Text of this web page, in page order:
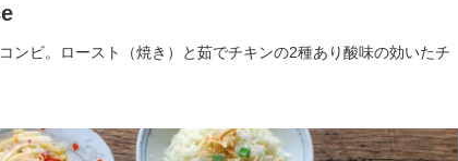
ンビ。ロースト（焼き）と茹でチキンの2種あり酸味の効いたチ